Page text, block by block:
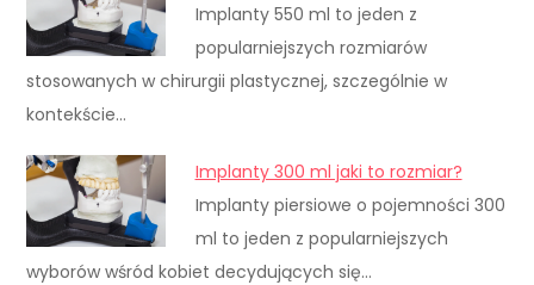
Implanty 550 ml to jeden z
popularniejszych rozmiarów
stosowanych w chirurgii plastycznej, szczególnie w
kontekście…
Implanty 300 ml jaki to rozmiar?
Implanty piersiowe o pojemności 300
ml to jeden z popularniejszych
wyborów wśród kobiet decydujących się…